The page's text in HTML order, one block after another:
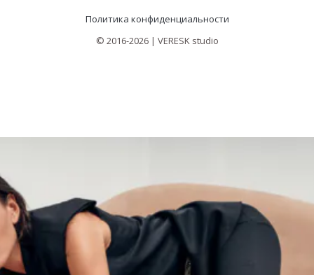
Политика конфиденциальности
© 2016-2026 | VERESK studio